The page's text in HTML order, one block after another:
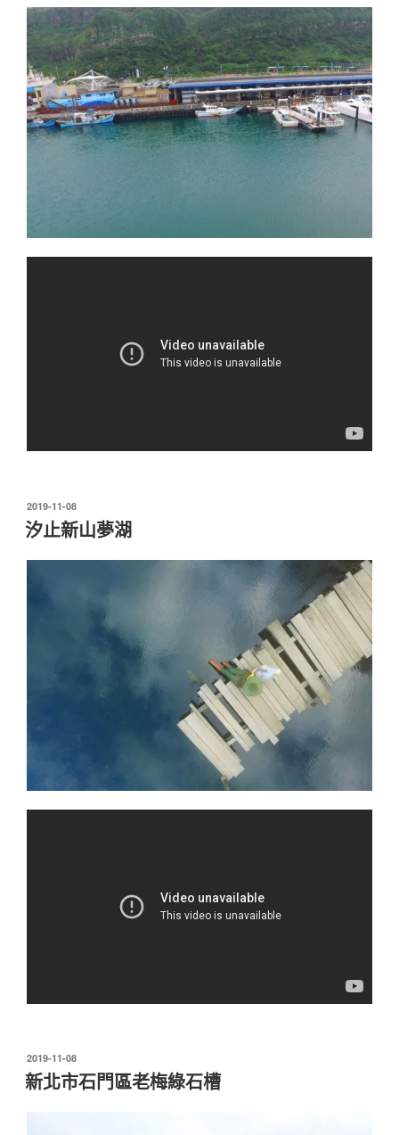
發
佈
於
2019-11-08
汐止新山夢湖
發
佈
於
2019-11-08
新北市石門區老梅綠石槽